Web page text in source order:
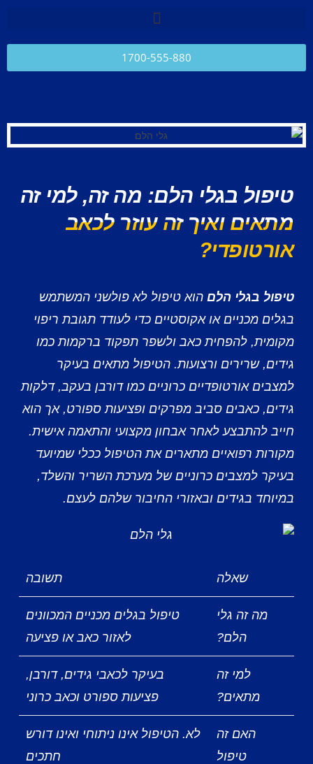
1700-555-880
טיפול בגלי הלם: מה זה, למי זה
מתאים ואיך זה עוזר לכאב
אורטופדי?
טיפול בגלי הלם הוא טיפול לא פולשני המשתמש
בגלים מכניים או אקוסטיים כדי לעודד תגובת ריפוי
מקומית, להפחית כאב ולשפר תפקוד ברקמות כמו
גידים, שרירים ורצועות. הטיפול מתאים בעיקר
למצבים אורטופדיים כרוניים כמו דורבן בעקב, דלקות
גידים, כאבים סביב מפרקים ופציעות ספורט, אך הוא
חייב להתבצע לאחר אבחון מקצועי והתאמה אישית.
מקורות רפואיים מתארים את הטיפול ככלי שמיועד
בעיקר למצבים כרוניים של מערכת השריר והשלד,
במיוחד בגידים ובאזורי החיבור שלהם לעצם.
שאלה תשובה
מה זה גלי
הלם?
טיפול בגלים מכניים המכוונים
לאזור כאב או פציעה
למי זה
מתאים?
בעיקר לכאבי גידים, דורבן,
פציעות ספורט וכאב כרוני
האם זה
טיפול
לא. הטיפול אינו ניתוחי ואינו דורש
חתכים